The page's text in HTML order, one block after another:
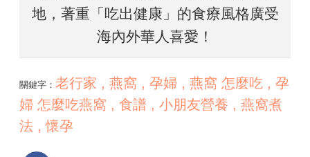
地，著重「吃出健康」的食療風格廣受
海內外華人喜愛！​
關鍵字： 老行家 , 燕窩 , 孕婦 , 燕窩 怎麼吃 , 孕
婦 怎麼吃燕窩 , 食譜 , 小朋友營養 , 燕窩煮
法 , 懷孕